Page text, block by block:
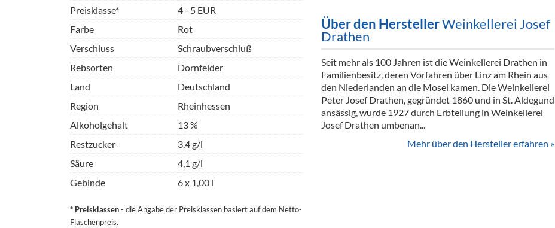
Preisklasse*
4 - 5 EUR
Farbe
Rot
Verschluss
Schraubverschluß
Rebsorten
Dornfelder
Land
Deutschland
Region
Rheinhessen
Alkoholgehalt
13 %
Restzucker
3,4 g/l
Säure
4,1 g/l
Gebinde
6 x 1,00 l
* Preisklassen- die Angabe der Preisklassen basiert auf dem Netto-
Flaschenpreis.
Über den HerstellerWeinkellerei Josef
Drathen
Seit mehr als 100 Jahren ist die Weinkellerei Drathen in
Familienbesitz, deren Vorfahren über Linz am Rhein aus
den Niederlanden an die Mosel kamen. Die Weinkellerei
Peter Josef Drathen, gegründet 1860 und in St. Aldegund
ansässig, wurde 1927 durch Erbteilung in Weinkellerei
Josef Drathen umbenan...
Mehr über den Hersteller erfahren »